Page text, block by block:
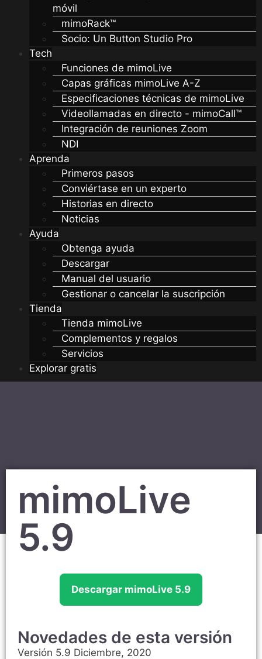
móvil
mimoRack™
Socio: Un Button Studio Pro
Tech
Funciones de mimoLive
Capas gráficas mimoLive A-Z
Especificaciones técnicas de mimoLive
Videollamadas en directo - mimoCall™
Integración de reuniones Zoom
NDI
Aprenda
Primeros pasos
Conviértase en un experto
Historias en directo
Noticias
Ayuda
Obtenga ayuda
Descargar
Manual del usuario
Gestionar o cancelar la suscripción
Tienda
Tienda mimoLive
Complementos y regalos
Servicios
Explorar gratis
mimoLive
5.9
Descargar mimoLive 5.9
Novedades de esta versión
Versión 5.9 Diciembre, 2020